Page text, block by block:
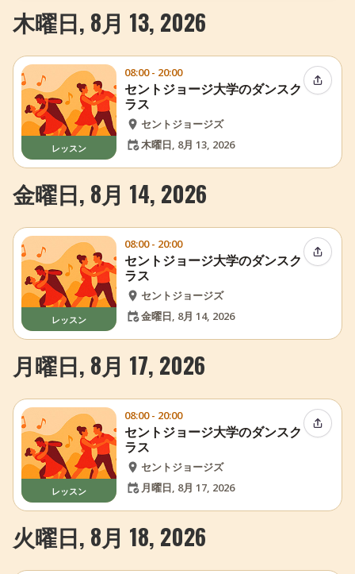
木曜日, 8月 13, 2026
レッスン
08:00 - 20:00
セントジョージ大学のダンスク
ラス
セントジョージズ
木曜日, 8月 13, 2026
イベン
金曜日, 8月 14, 2026
レッスン
08:00 - 20:00
セントジョージ大学のダンスク
ラス
セントジョージズ
金曜日, 8月 14, 2026
イベン
月曜日, 8月 17, 2026
レッスン
08:00 - 20:00
セントジョージ大学のダンスク
ラス
セントジョージズ
月曜日, 8月 17, 2026
イベン
火曜日, 8月 18, 2026